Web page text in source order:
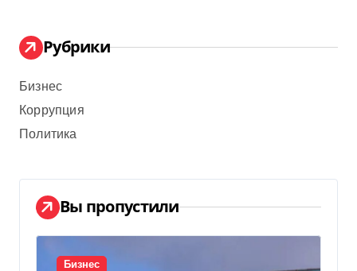
Рубрики
Бизнес
Коррупция
Политика
Вы пропустили
Бизнес